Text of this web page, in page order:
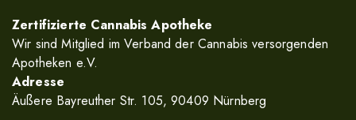
Zertifizierte Cannabis Apotheke
Wir sind Mitglied im Verband der Cannabis versorgenden
Apotheken e.V.
Adresse
Äußere Bayreuther Str. 105, 90409 Nürnberg